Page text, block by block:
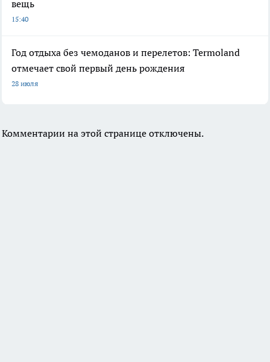
вещь
15:40
Год отдыха без чемоданов и перелетов: Termoland
отмечает свой первый день рождения
28 июля
Комментарии на этой странице отключены.